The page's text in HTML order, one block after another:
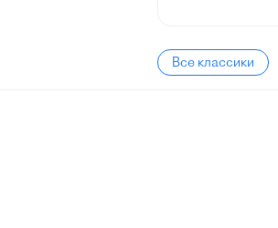
Все классики